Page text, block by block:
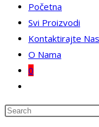
Početna
Svi Proizvodi
Kontaktirajte Nas
O Nama
0
website
search